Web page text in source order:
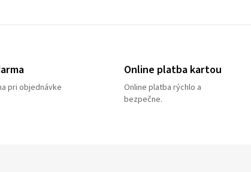
pri objednávke
Online platba kartou
Online platba rýchlo a
bezpečne.